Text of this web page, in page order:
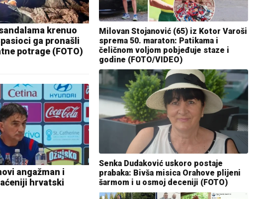
krenuo
ga pronašli
potrage (FOTO)
angažman i
hrvatski
Milovan Stojanović (65) iz Kotor Varoši
sprema 50. maraton: Patikama i
čeličnom voljom pobjeđuje staze i
godine (FOTO/VIDEO)
Senka Dudaković uskoro postaje
prabaka: Bivša misica Orahove plijeni
šarmom i u osmoj deceniji (FOTO)